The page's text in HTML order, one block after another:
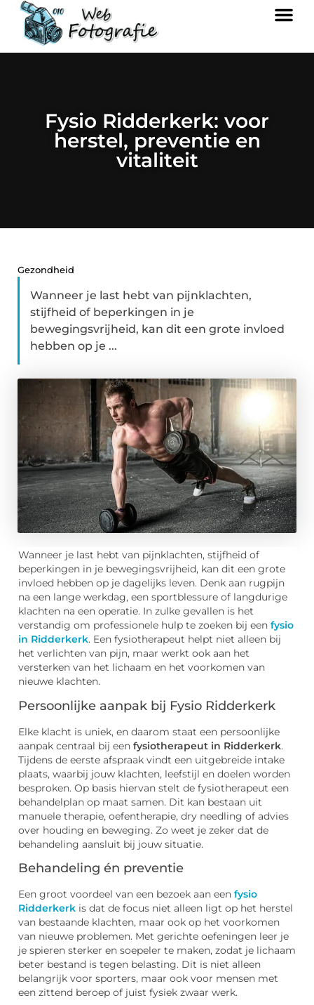
Fysio Ridderkerk: voor
herstel, preventie en
vitaliteit
Gezondheid
Wanneer je last hebt van pijnklachten,
stijfheid of beperkingen in je
bewegingsvrijheid, kan dit een grote invloed
hebben op je ...
Wanneer je last hebt van pijnklachten, stijfheid of
beperkingen in je bewegingsvrijheid, kan dit een grote
invloed hebben op je dagelijks leven. Denk aan rugpijn
na een lange werkdag, een sportblessure of langdurige
klachten na een operatie. In zulke gevallen is het
verstandig om professionele hulp te zoeken bij een fysio
in Ridderkerk. Een fysiotherapeut helpt niet alleen bij
het verlichten van pijn, maar werkt ook aan het
versterken van het lichaam en het voorkomen van
nieuwe klachten.
Persoonlijke aanpak bij Fysio Ridderkerk
Elke klacht is uniek, en daarom staat een persoonlijke
aanpak centraal bij een fysiotherapeut in Ridderkerk.
Tijdens de eerste afspraak vindt een uitgebreide intake
plaats, waarbij jouw klachten, leefstijl en doelen worden
besproken. Op basis hiervan stelt de fysiotherapeut een
behandelplan op maat samen. Dit kan bestaan uit
manuele therapie, oefentherapie, dry needling of advies
over houding en beweging. Zo weet je zeker dat de
behandeling aansluit bij jouw situatie.
Behandeling én preventie
Een groot voordeel van een bezoek aan een fysio
Ridderkerk is dat de focus niet alleen ligt op het herstel
van bestaande klachten, maar ook op het voorkomen
van nieuwe problemen. Met gerichte oefeningen leer je
je spieren sterker en soepeler te maken, zodat je lichaam
beter bestand is tegen belasting. Dit is niet alleen
belangrijk voor sporters, maar ook voor mensen met
een zittend beroep of juist fysiek zwaar werk.